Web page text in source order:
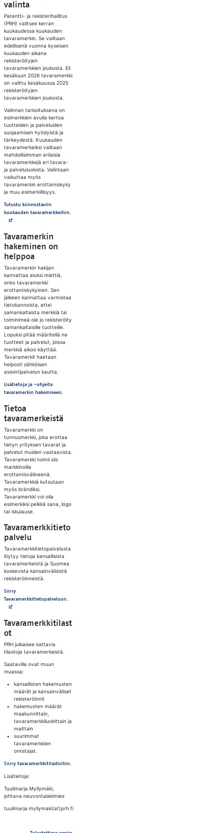
valinta
Patentti- ja rekisterihallitus
(PRH) valitsee kerran
kuukaudessa kuukauden
tavaramerkin. Se valitaan
edellisenä vuonna kyseisen
kuukauden aikana
rekisteröityjen
tavaramerkkien joukosta. Eli
kesäkuun 2026 tavaramerkki
on valittu kesäkuussa 2025
rekisteröityjen
tavaramerkkien joukosta.
Valinnan tarkoituksena on
esimerkkien avulla kertoa
tuotteiden ja palveluiden
suojaamisen hyödyistä ja
tärkeydestä. Kuukauden
tavaramerkeiksi valitaan
mahdollisimman erilaisia
tavaramerkkejä eri tavara-
ja palveluluokista. Valintaan
vaikuttaa myös
tavaramerkin erottamiskyky
ja muu esimerkillisyys.
Tutustu kiinnostaviin
kuukauden tavaramerkkeihin.
Tavaramerkin
hakeminen on
helppoa
Tavaramerkin hakijan
kannattaa aluksi miettiä,
onko tavaramerkki
erottamiskykyinen. Sen
jälkeen kannattaa varmistaa
tietokannoista, ettei
samankaltaista merkkiä tai
toiminimeä ole jo rekisteröity
samankaltaisille tuotteille.
Lopuksi pitää määritellä ne
tuotteet ja palvelut, joissa
merkkiä aikoo käyttää.
Tavaramerkit haetaan
helposti sähköisen
asiointipalvelun kautta.
Lisätietoja ja -ohjeita
tavaramerkin hakemiseen.‍
Tietoa
tavaramerkeistä
Tavaramerkki on
tunnusmerkki, joka erottaa
tietyn yrityksen tavarat ja
palvelut muiden vastaavista.
Tavaramerkki toimii siis
markkinoilla
erottamisvälineenä.
Tavaramerkkiä kutsutaan
myös brändiksi.
Tavaramerkki voi olla
esimerkiksi pelkkä sana, logo
tai iskulause.
Tavaramerkkitieto
palvelu
Tavaramerkkitietopalvelusta
löytyy tietoja kansallisista
tavaramerkeistä ja Suomea
koskevista kansainvälisistä
rekisteröinneistä.
Siirry
Tavaramerkkitietopalveluun.
Tavaramerkkitilast
ot
PRH julkaisee kattavia
tilastoja tavaramerkeistä.
Saatavilla ovat muun
muassa:
kansallisten hakemusten
määrät ja kansainväliset
rekisteröinnit
hakemusten määrät
maakunnittain,
tavaramerkkiluokittain ja
maittain
suurimmat
tavaramerkkien
omistajat.
Siirry tavaramerkkitilastoihin.
Lisätietoja:
Tuulimarja Myllymäki,
johtava neuvontalakimies
tuulimarja.myllymaki(at)prh.fi